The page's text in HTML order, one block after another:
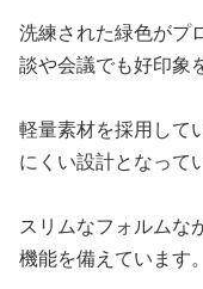
洗練された緑色がプ
談や会議でも好印象
軽量素材を採用して
にくい設計となって
スリムなフォルムな
機能を備えています。